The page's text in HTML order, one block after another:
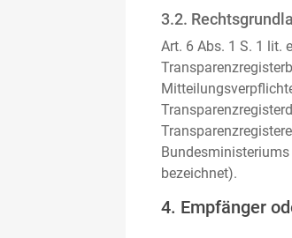
3.2.
Art. 6 Abs. 1 S. 1 lit.
bezeichnet).
4. Empfänger